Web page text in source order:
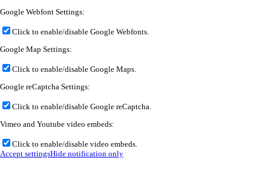
Google Webfont Settings:
Click to enable/disable Google Webfonts.
Google Map Settings:
Click to enable/disable Google Maps.
Google reCaptcha Settings:
Click to enable/disable Google reCaptcha.
Vimeo and Youtube video embeds:
Click to enable/disable video embeds.
Accept settingsHide notification only